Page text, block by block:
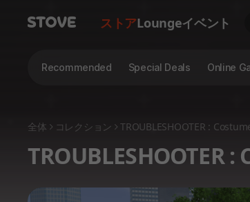
ストアLoungeイベント
Recommended Special Deals Online
全体 コレクション TROUBLESHOOTER :